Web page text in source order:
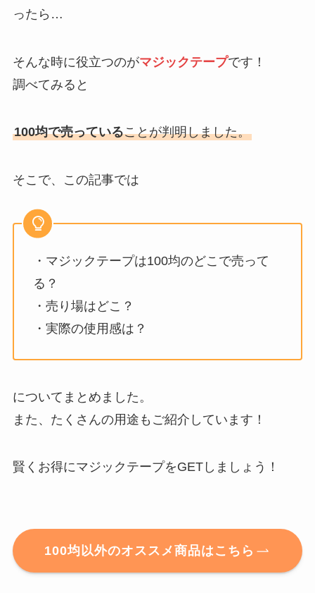
ったら…
そんな時に役立つのがマジックテープです！
調べてみると
100均で売っていることが判明しました。
そこで、この記事では
・マジックテープは100均のどこで売って
る？
・売り場はどこ？
・実際の使用感は？
についてまとめました。
また、たくさんの用途もご紹介しています！
賢くお得にマジックテープをGETしましょう！
100均以外のオススメ商品はこちら